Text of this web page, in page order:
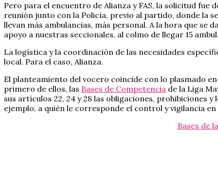
Pero para el encuentro de Alianza y FAS, la solicitud fue
reunión junto con la Policía, previo al partido, donde la
llevan más ambulancias, más personal. A la hora que
apoyo a nuestras seccionales, al colmo de llegar 15
La logística y la coordinación de las necesidades
local. Para el caso, Alianza.
El planteamiento del vocero coincide con lo plasmado
primero de ellos, las Bases de Competencia de la Liga
sus artículos 22, 24 y 28 las obligaciones, prohibiciones
ejemplo, a quién le corresponde el control y vigilancia
Bases de